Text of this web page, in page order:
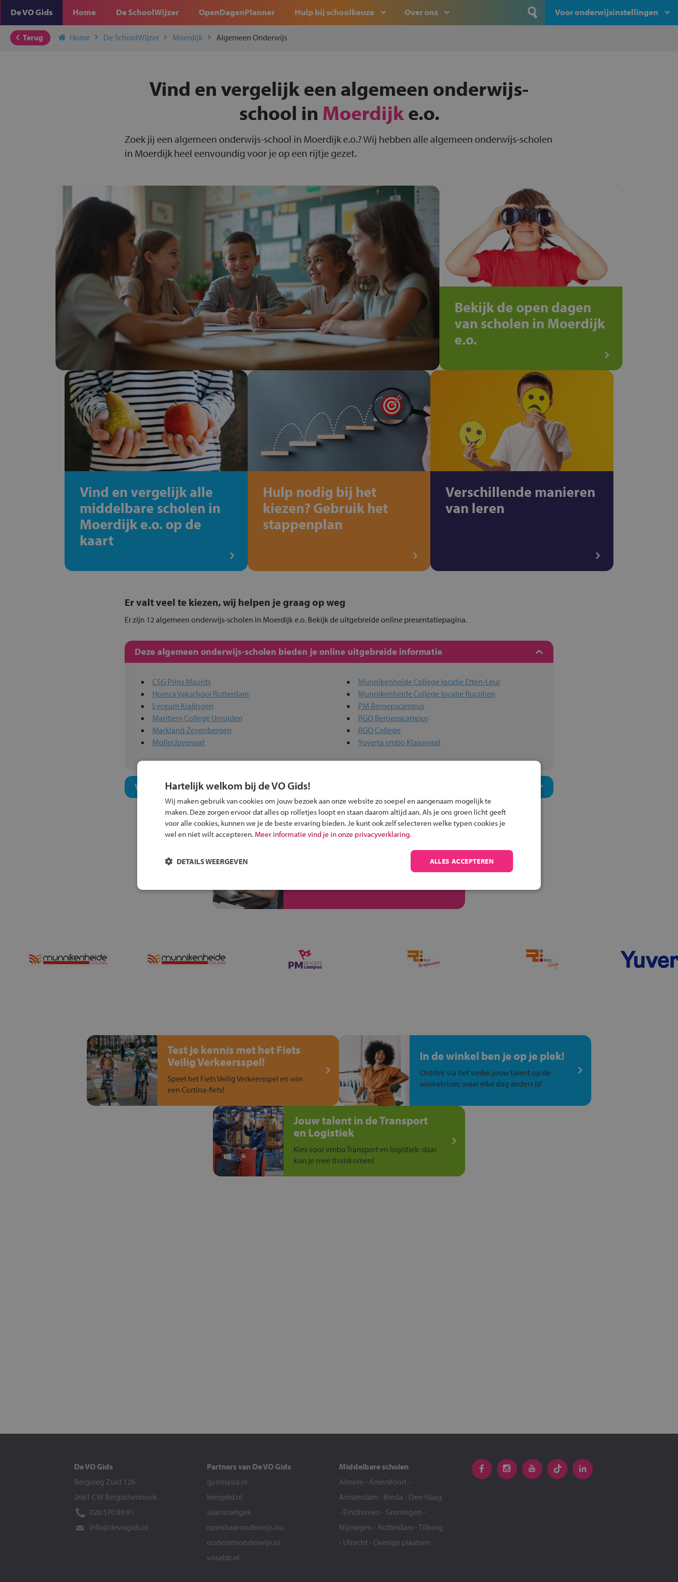
De VO Gids Home De SchoolWijzer OpenDagenPlanner Hulp bij schoolkeuze Over ons Voor onderwijsinstellingen
Terug Home De SchoolWijzer Moerdijk Algemeen Onderwijs
Vind en vergelijk een algemeen onderwijs-
school in Moerdijke.o.
Zoek jij een algemeen onderwijs-school in Moerdijk e.o.? Wij hebben alle algemeen onderwijs-scholen
in Moerdijk heel eenvoundig voor je op een rijtje gezet.
Bekijk de open dagen
van scholen in Moerdijk
e.o.
Vind en vergelijk alle
middelbare scholen in
Moerdijk e.o. op de
kaart
Hulp nodig bij het
kiezen? Gebruik het
stappenplan
Verschillende manieren
van leren
Er valt veel te kiezen, wij helpen je graag op weg
Er zijn 12 algemeen onderwijs-scholen in Moerdijk e.o. Bekijk de uitgebreide online presentatiepagina.
Deze algemeen onderwijs-scholen bieden je online uitgebreide informatie
CSG Prins Maurits
Horeca Vakschool Rotterdam
Lyceum Kralingen
Maritiem College IJmuiden
Markland Zevenbergen
MollerJuvenaat
Munnikenheide College locatie Etten-Leur
Munnikenheide College locatie Rucphen
PM Beroepscampus
RGO Beroepscampus
RGO College
Yuverta vmbo Klaaswaal
Welk niveau past bij jou?
Test je kennis met het Fiets
Veilig Verkeersspel!
Speel het Fiets Veilig Verkeersspel en win
een Cortina-fiets!
In de winkel ben je op je plek!
Ontdek via het vmbo jouw talent op de
winkelvloer, waar elke dag anders is!
Jouw talent in de Transport
en Logistiek
Kies voor vmbo Transport en logistiek: daar
kun je mee thuiskomen!
De VO Gids
Bergweg Zuid 126
2661 CW Bergschenhoek
020 570 89 81
info@devogids.nl
Partners van De VO Gids
gymnasia.nl
leergeld.nl
saarisnietgek
openbaaronderwijs.nu
oudersenonderwijs.nl
vosabb.nl
Middelbare scholen
Almere - Amersfoort -
Amsterdam - Breda - Den Haag
- Eindhoven - Groningen -
Nijmegen - Rotterdam -Tilburg
- Utrecht - Overige plaatsen
Hartelijk welkom bij de VO Gids!
Wij maken gebruik van cookies om jouw bezoek aan onze website zo soepel en aangenaam mogelijk te
maken. Deze zorgen ervoor dat alles op rolletjes loopt en staan daarom altijd aan. Als je ons groen licht geeft
voor alle cookies, kunnen we je de beste ervaring bieden. Je kunt ook zelf selecteren welke typen cookies je
wel en niet wilt accepteren. Meer informatie vind je in onze privacyverklaring.
ALLES ACCEPTEREN
DETAILS WEERGEVEN